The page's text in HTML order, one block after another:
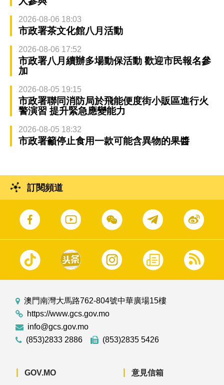
2026-08-06 18:03
市政署茶文化館八月活動
2026-08-06 17:52
市政署八月續辦多場動保活動 歡迎市民報名參
加
2026-08-05 19:15
市政署聯同消防局於飛能便度街小販區進行火
警演習 提升緊急應變能力
2026-08-05 18:32
市政署籲停止食用一款可能含異物的果醬
訂閱頻道
澳門南灣大馬路762-804號中華廣場15樓
https://www.gcs.gov.mo
info@gcs.gov.mo
(853)2833 2886
(853)2835 5426
GOV.MO 意見信箱